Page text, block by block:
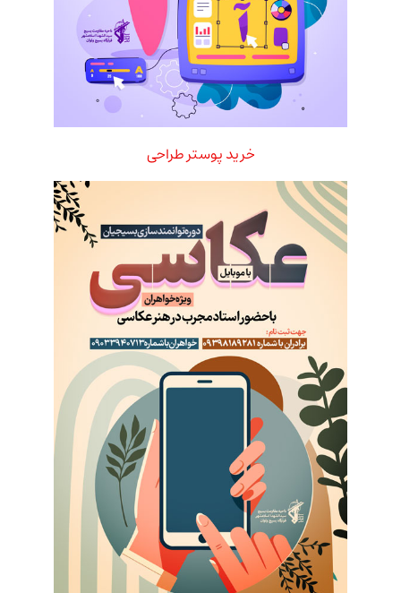
خرید پوستر طراحی